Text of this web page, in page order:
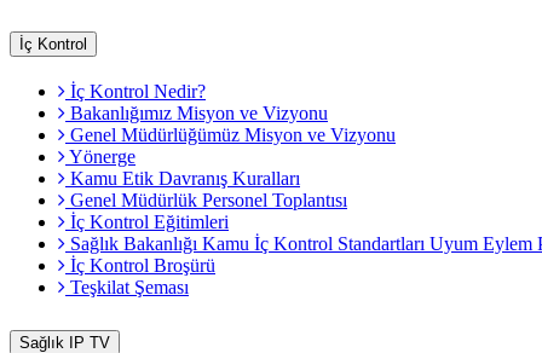
İç Kontrol
İç Kontrol Nedir?
Bakanlığımız Misyon ve Vizyonu
Genel Müdürlüğümüz Misyon ve Vizyonu
Yönerge
Kamu Etik Davranış Kuralları
Genel Müdürlük Personel Toplantısı
İç Kontrol Eğitimleri
Sağlık Bakanlığı Kamu İç Kontrol Standartları Uyum Eylem
İç Kontrol Broşürü
Teşkilat Şeması
Sağlık IP TV